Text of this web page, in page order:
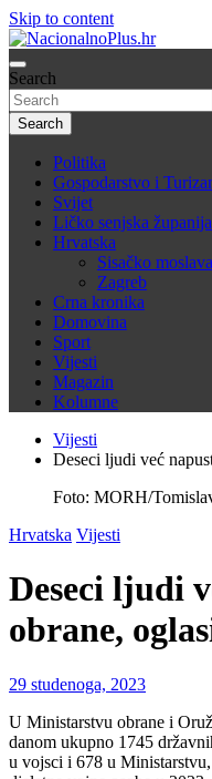
Skip to content
NacionalnoPlus.hr
Nacija želi znati više
Search
Search
Politika
Gospodarstvo i
Svijet
Ličko senjska županija
Hrvatska
Sisačko
Zagreb
Crna kronika
Domovina
Sport
Vijesti
Magazin
Kolumne
Vijesti
Deseci ljudi već
Foto: MORH/
Hrvatska Vijesti
Deseci ljudi
obrane,
29 studenoga, 2023
U Ministarstvu obrane i
danom ukupno 1745
u vojsci i 678 u